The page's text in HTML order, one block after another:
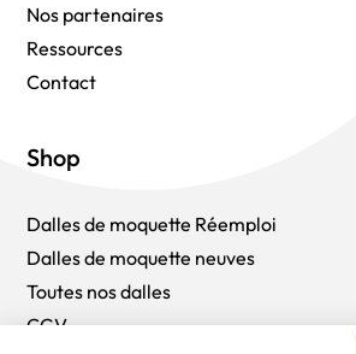
Nos partenaires
Ressources
Contact
Shop
Dalles de moquette Réemploi
Dalles de moquette neuves
Toutes nos dalles
CGV